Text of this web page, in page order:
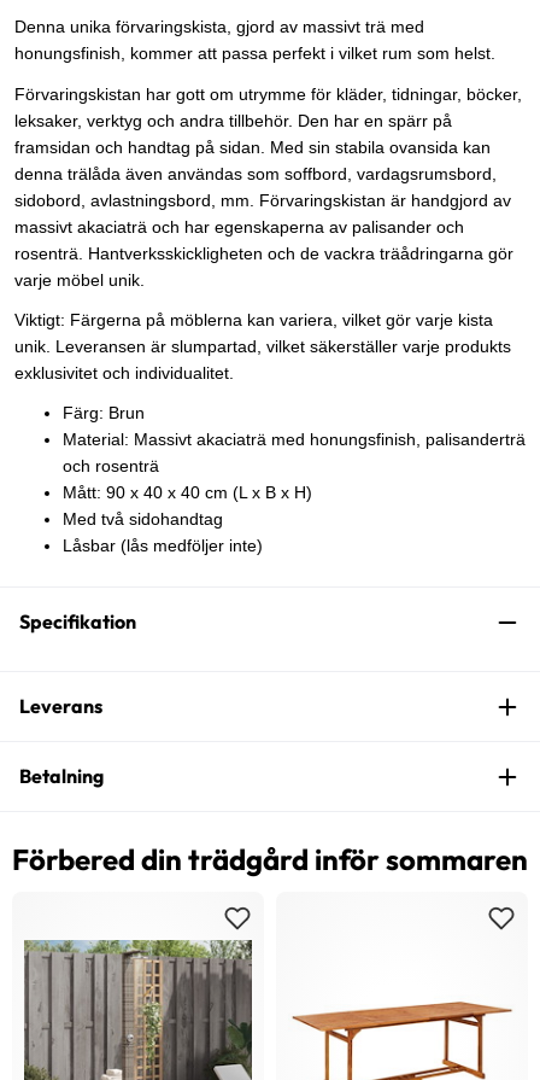
Denna unika förvaringskista, gjord av massivt trä med
honungsfinish, kommer att passa perfekt i vilket rum som helst.
Förvaringskistan har gott om utrymme för kläder, tidningar, böcker,
leksaker, verktyg och andra tillbehör. Den har en spärr på
framsidan och handtag på sidan. Med sin stabila ovansida kan
denna trälåda även användas som soffbord, vardagsrumsbord,
sidobord, avlastningsbord, mm. Förvaringskistan är handgjord av
massivt akaciaträ och har egenskaperna av palisander och
rosenträ. Hantverksskickligheten och de vackra träådringarna gör
varje möbel unik.
Viktigt: Färgerna på möblerna kan variera, vilket gör varje kista
unik. Leveransen är slumpartad, vilket säkerställer varje produkts
exklusivitet och individualitet.
Färg: Brun
Material: Massivt akaciaträ med honungsfinish, palisanderträ
och rosenträ
Mått: 90 x 40 x 40 cm (L x B x H)
Med två sidohandtag
Låsbar (lås medföljer inte)
Specifikation
Leverans
Betalning
Förbered din trädgård inför sommaren